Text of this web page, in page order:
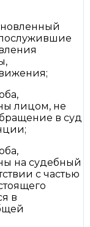
послужившие
лицом, не
в суд
на судебный
с частью
в